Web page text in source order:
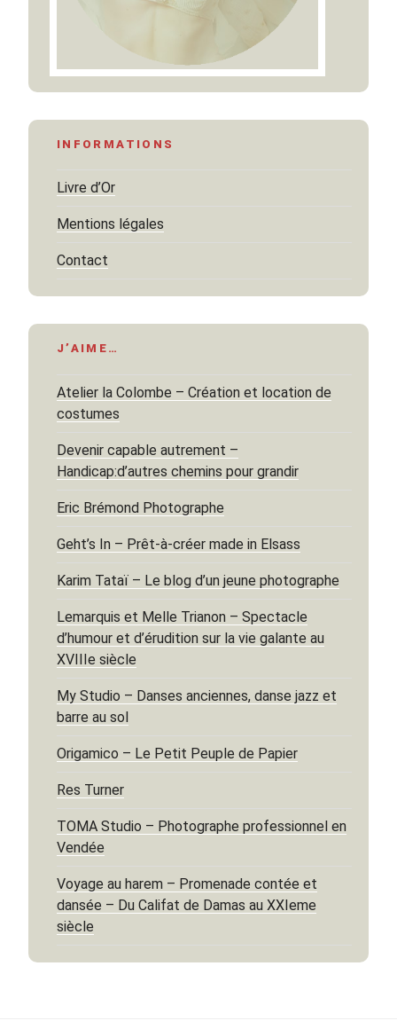
INFORMATIONS
Livre d’Or
Mentions légales
Contact
J’AIME…
Atelier la Colombe – Création et location de
costumes
Devenir capable autrement –
Handicap:d’autres chemins pour grandir
Eric Brémond Photographe
Geht’s In – Prêt-à-créer made in Elsass
Karim Tataï – Le blog d’un jeune photographe
Lemarquis et Melle Trianon – Spectacle
d’humour et d’érudition sur la vie galante au
XVIIIe siècle
My Studio – Danses anciennes, danse jazz et
barre au sol
Origamico – Le Petit Peuple de Papier
Res Turner
TOMA Studio – Photographe professionnel en
Vendée
Voyage au harem – Promenade contée et
dansée – Du Califat de Damas au XXIeme
siècle